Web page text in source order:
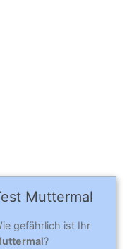
Muttermal
gefährlich ist Ihr
?